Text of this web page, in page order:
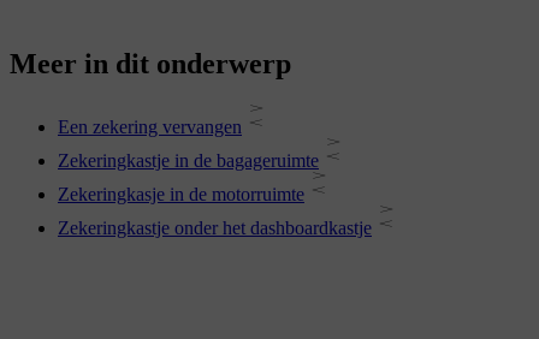
Meer in dit onderwerp
Een zekering vervangen
Zekeringkastje in de bagageruimte
Zekeringkasje in de motorruimte
Zekeringkastje onder het dashboardkastje